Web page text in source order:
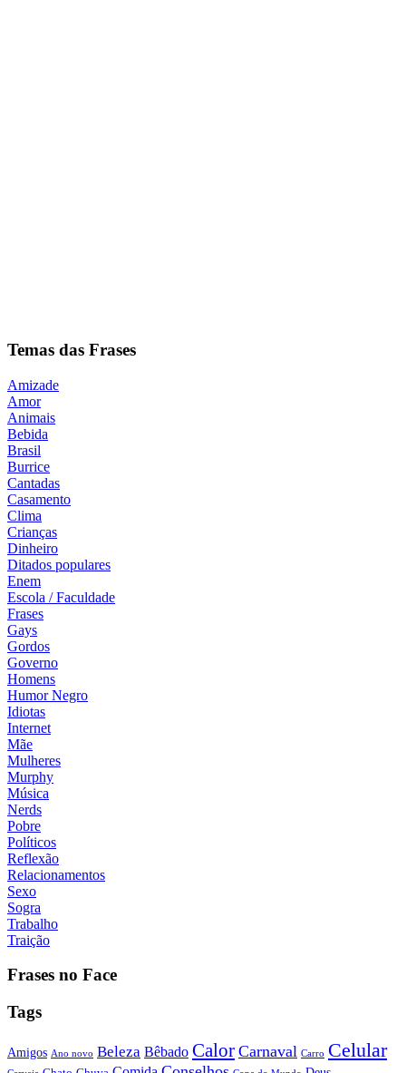
Temas das Frases
Amizade
Amor
Animais
Bebida
Brasil
Burrice
Cantadas
Casamento
Clima
Crianças
Dinheiro
Ditados populares
Enem
Escola / Faculdade
Frases
Gays
Gordos
Governo
Homens
Humor Negro
Idiotas
Internet
Mãe
Mulheres
Murphy
Música
Nerds
Pobre
Políticos
Reflexão
Relacionamentos
Sexo
Sogra
Trabalho
Traição
Frases no Face
Tags
Amigos Ano novo Beleza Bêbado Calor Carnaval Carro Celular